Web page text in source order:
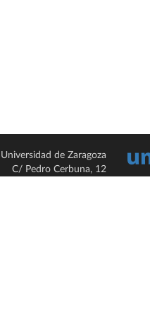
Universidad de Zaragoza
C/ Pedro Cerbuna, 12